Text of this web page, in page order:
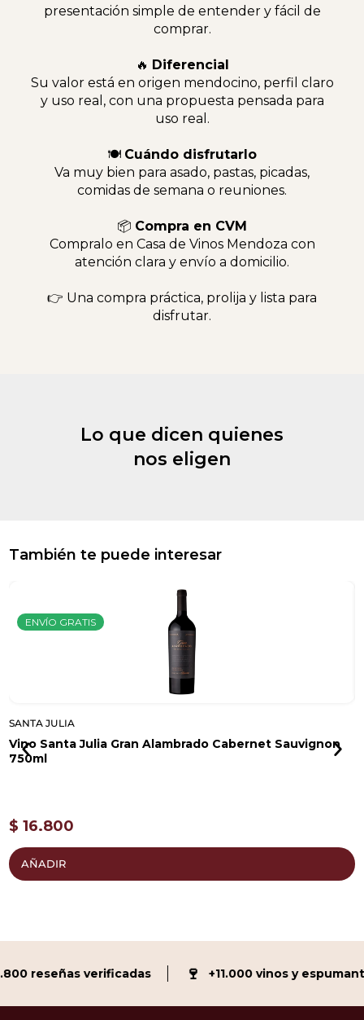
presentación simple de entender y fácil de
comprar.
🔥 Diferencial
Su valor está en origen mendocino, perfil claro
y uso real, con una propuesta pensada para
uso real.
🍽 Cuándo disfrutarlo
Va muy bien para asado, pastas, picadas,
comidas de semana o reuniones.
📦 Compra en CVM
Compralo en Casa de Vinos Mendoza con
atención clara y envío a domicilio.
👉 Una compra práctica, prolija y lista para
disfrutar.
Lo que dicen quienes
nos eligen
También te puede interesar
ENVÍO GRATIS
SANTA JULIA
Vino Santa Julia Gran Alambrado Cabernet Sauvignon
750ml
$ 16.800
AÑADIR
reseñas verificadas +11.000 vinos y espumante